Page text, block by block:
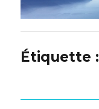
Étiquette :